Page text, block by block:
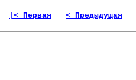
|< Первая < Предыдущая